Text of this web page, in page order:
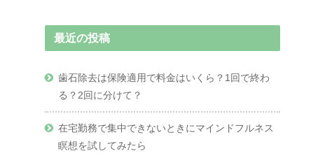
最近の投稿
歯石除去は保険適用で料金はいくら？1回で終わ
る？2回に分けて？
在宅勤務で集中できないときにマインドフルネス
瞑想を試してみたら